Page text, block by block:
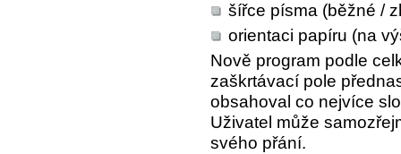
šířce písma (běžné /
orientaci papíru (na
Nově program podle
zaškrtávací pole
obsahoval co nejvíce
Uživatel může
svého přání.